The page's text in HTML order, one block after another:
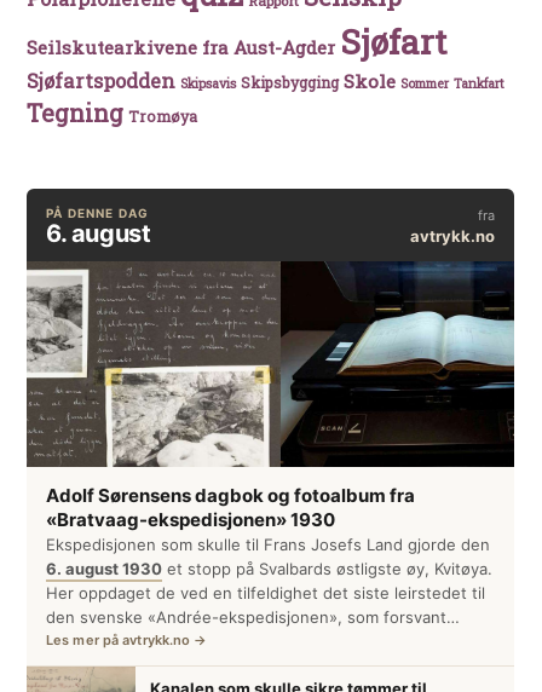
Seilskutearkivene fra Aust-Agder Sjøfart
Sjøfartspodden Skipsavis Skipsbygging Skole Sommer Tankfart
Tegning Tromøya